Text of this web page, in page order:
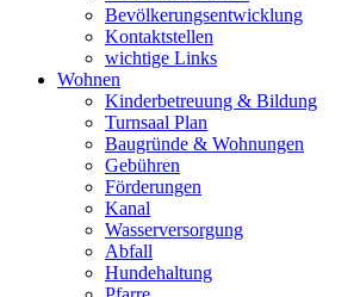
Bevölkerungsentwicklung
Kontaktstellen
wichtige Links
Wohnen
Kinderbetreuung & Bildung
Turnsaal Plan
Baugründe & Wohnungen
Gebühren
Förderungen
Kanal
Wasserversorgung
Abfall
Hundehaltung